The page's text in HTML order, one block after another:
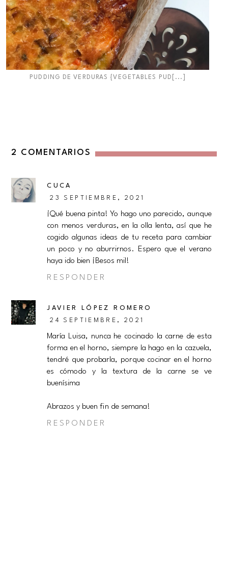
PUDDING DE VERDURAS {VEGETABLES PUD[...]
2 COMENTARIOS
CUCA
23 SEPTIEMBRE, 2021
¡Qué buena pinta! Yo hago uno parecido, aunque
con menos verduras, en la olla lenta, así que he
cogido algunas ideas de tu receta para cambiar
un poco y no aburrirnos. Espero que el verano
haya ido bien ¡Besos mil!
RESPONDER
JAVIER LÓPEZ ROMERO
24 SEPTIEMBRE, 2021
María Luisa, nunca he cocinado la carne de esta
forma en el horno, siempre la hago en la cazuela,
tendré que probarla, porque cocinar en el horno
es cómodo y la textura de la carne se ve
buenísima
Abrazos y buen fin de semana!
RESPONDER